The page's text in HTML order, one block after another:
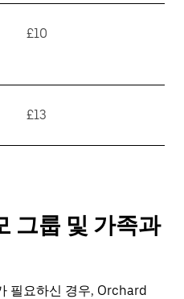
£10
£13
그룹 및 가족과
필요하신 경우, Orchard